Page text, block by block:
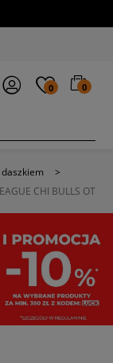
0 0
>
CHI BULLS OT